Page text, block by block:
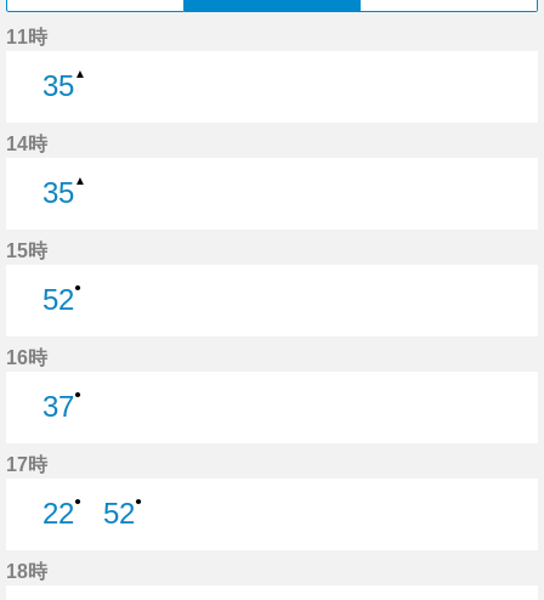
11時
35▲
14時
35▲
15時
52●
16時
37●
17時
22●
52●
18時